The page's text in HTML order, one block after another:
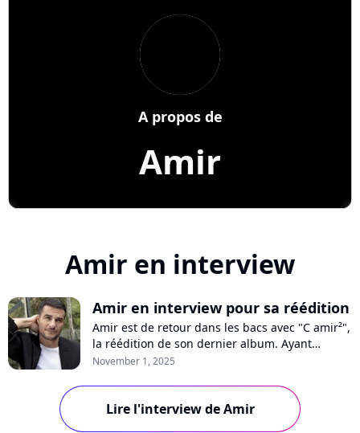
Amir
A propos de
Amir en interview
Amir en interview pour sa réédition
Amir est de retour dans les bacs avec "C amir²",
la réédition de son dernier album. Ayant
retrouvé la lumière après une période
nouvelles chansons optimistes et sa tournée en
cours.
November 1, 2025
Lire l'interview de Amir